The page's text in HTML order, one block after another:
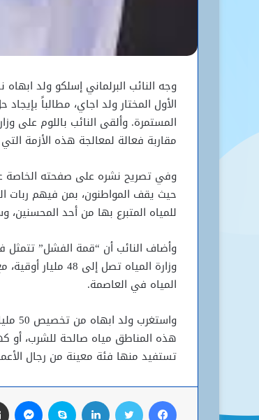
وجه النائب البرلماني إسلكو ولد
الأول المختار ولد اجاي، مطالباً
المستمرة. وألقى النائب باللوم على
مقاربة فعالة لمعالجة هذه الأزمة
وفي تصريح نشره على صفحته الخاصة
للمياه المتبرع بها من أحد
وأضاف النائب أن “قمة الفشل” تتمثل
المياه في العاصمة.
هذه المناطق مياه صالحة للشرب، أو
تستفيد منها فئة معينة من رجال
فيسبوك تويتر لينكدإن سكايب